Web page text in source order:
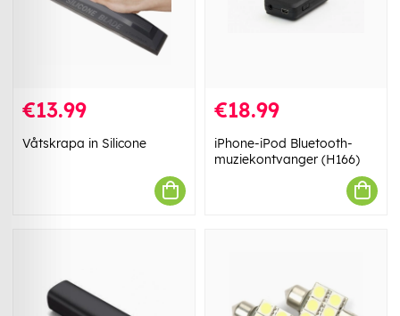
€13.99
Våtskrapa in Silicone
€18.99
iPhone-iPod Bluetooth-
muziekontvanger (H166)